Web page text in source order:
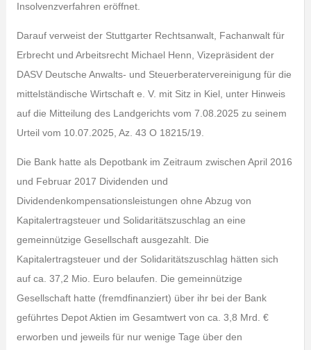
Insolvenzverfahren eröffnet.
Darauf verweist der Stuttgarter Rechtsanwalt, Fachanwalt für
Erbrecht und Arbeitsrecht Michael Henn, Vizepräsident der
DASV Deutsche Anwalts- und Steuerberatervereinigung für die
mittelständische Wirtschaft e. V. mit Sitz in Kiel, unter Hinweis
auf die Mitteilung des Landgerichts vom 7.08.2025 zu seinem
Urteil vom 10.07.2025, Az. 43 O 18215/19.
Die Bank hatte als Depotbank im Zeitraum zwischen April 2016
und Februar 2017 Dividenden und
Dividendenkompensationsleistungen ohne Abzug von
Kapitalertragsteuer und Solidaritätszuschlag an eine
gemeinnützige Gesellschaft ausgezahlt. Die
Kapitalertragsteuer und der Solidaritätszuschlag hätten sich
auf ca. 37,2 Mio. Euro belaufen. Die gemeinnützige
Gesellschaft hatte (fremdfinanziert) über ihr bei der Bank
geführtes Depot Aktien im Gesamtwert von ca. 3,8 Mrd. €
erworben und jeweils für nur wenige Tage über den